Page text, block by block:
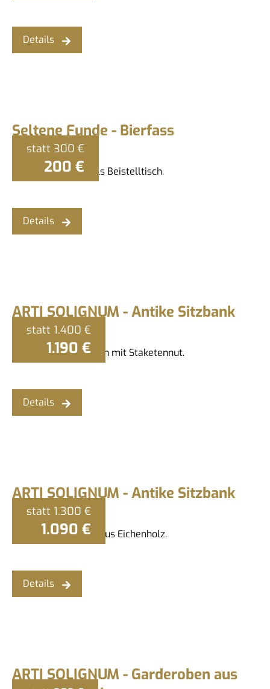
Details
statt 300 €
200 €
Seltene Funde - Bierfass
Antike Bierfässer als Beistelltisch.
Details
statt 1.400 €
1.190 €
ARTI SOLIGNUM - Antike Sitzbank
Uralter Deckenbalken mit Staketennut.
Details
statt 1.300 €
1.090 €
ARTI SOLIGNUM - Antike Sitzbank
Sehr alte Melkbank aus Eichenholz.
Details
ARTI SOLIGNUM - Garderoben aus